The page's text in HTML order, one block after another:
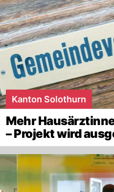
Kanton Solothurn
Mehr
– Projekt wird